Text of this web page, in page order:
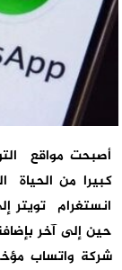
أصبحت مواقع
كبيرا من الحياة
انستغرام تويتر
حين إلى آخر